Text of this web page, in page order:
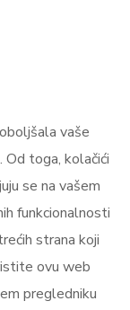
vaše
toga, kolačići
se na vašem
funkcionalnosti
strana koji
ovu web
pregledniku